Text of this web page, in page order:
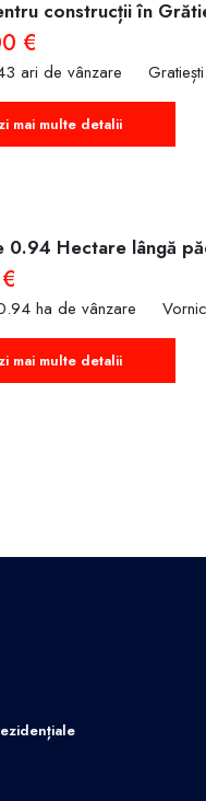
construcții în
€
ari de vânzare Gratiești
mai multe detalii
0.94 Hectare lângă
ha de vânzare
mai multe detalii